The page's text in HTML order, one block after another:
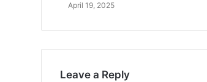
April 19, 2025
Leave a Reply